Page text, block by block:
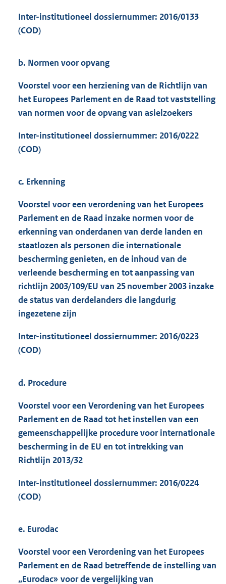
Inter-institutioneel dossiernummer: 2016/0133
(COD)
b. Normen voor opvang
Voorstel voor een herziening van de Richtlijn van
het Europees Parlement en de Raad tot vaststelling
van normen voor de opvang van asielzoekers
Inter-institutioneel dossiernummer: 2016/0222
(COD)
c. Erkenning
Voorstel voor een verordening van het Europees
Parlement en de Raad inzake normen voor de
erkenning van onderdanen van derde landen en
staatlozen als personen die internationale
bescherming genieten, en de inhoud van de
verleende bescherming en tot aanpassing van
richtlijn 2003/109/EU van 25 november 2003 inzake
de status van derdelanders die langdurig
ingezetene zijn
Inter-institutioneel dossiernummer: 2016/0223
(COD)
d. Procedure
Voorstel voor een Verordening van het Europees
Parlement en de Raad tot het instellen van een
gemeenschappelijke procedure voor internationale
bescherming in de EU en tot intrekking van
Richtlijn 2013/32
Inter-institutioneel dossiernummer: 2016/0224
(COD)
e. Eurodac
Voorstel voor een Verordening van het Europees
Parlement en de Raad betreffende de instelling van
„Eurodac» voor de vergelijking van